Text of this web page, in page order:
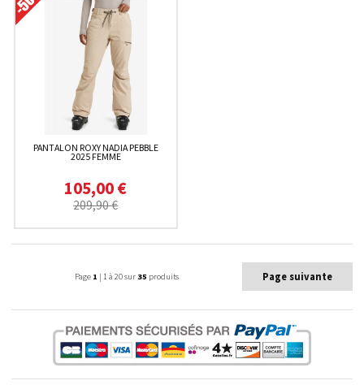
PANTALON ROXY NADIA PEBBLE
2025 FEMME
105,00 €
209,90 €
Page 1 | 1 à 20 sur35 produits Page suivante